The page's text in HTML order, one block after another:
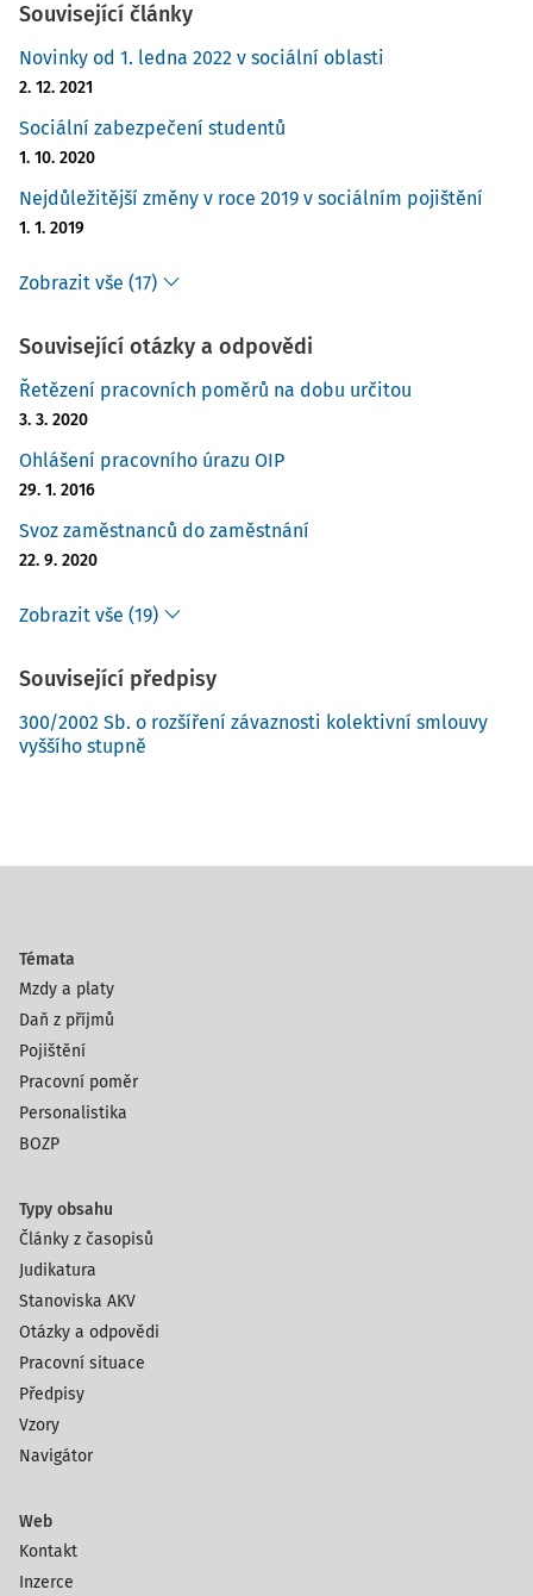
Související články
Novinky od 1. ledna 2022 v sociální oblasti
2. 12. 2021
Sociální zabezpečení studentů
1. 10. 2020
Nejdůležitější změny v roce 2019 v sociálním pojištění
1. 1. 2019
Zobrazit vše (17)
Související otázky a odpovědi
Řetězení pracovních poměrů na dobu určitou
3. 3. 2020
Ohlášení pracovního úrazu OIP
29. 1. 2016
Svoz zaměstnanců do zaměstnání
22. 9. 2020
Zobrazit vše (19)
Související předpisy
300/2002 Sb. o rozšíření závaznosti kolektivní smlouvy
vyššího stupně
Témata
Mzdy a platy
Daň z příjmů
Pojištění
Pracovní poměr
Personalistika
BOZP
Typy obsahu
Články z časopisů
Judikatura
Stanoviska AKV
Otázky a odpovědi
Pracovní situace
Předpisy
Vzory
Navigátor
Web
Kontakt
Inzerce